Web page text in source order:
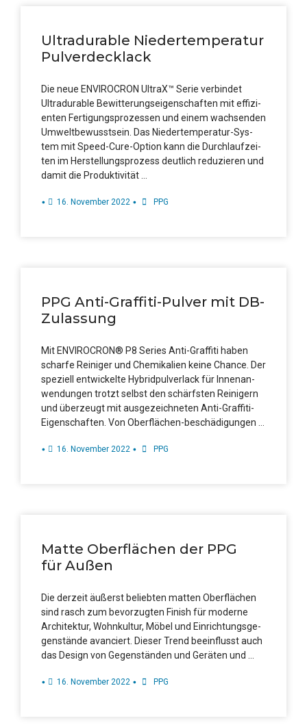
Ultra­dura­ble Nie­der­tem­pe­ra­tur
Pulverdecklack
Die neue ENVIROCRON UltraX™ Serie ver­bin­det
Ultra­dura­ble Bewit­te­rungs­ei­gen­schaf­ten mit effi­zi­
en­ten Fer­ti­gungs­pro­zes­sen und einem wach­sen­den
Umwelt­be­wusst­sein. Das Nie­­der­­te­m­­pe­ra­­tur-Sys­­
tem mit Speed-Cure-Opti­on kann die Durch­lauf­zei­
ten im Her­stel­lungs­pro­zess deut­lich redu­zie­ren und
damit die Produktivität …
• 16. Novem­ber 2022 • PPG
PPG Anti-Graf­fi­ti-Pul­ver mit DB-
Zulassung
Mit ENVIROCRON® P8 Seri­es Anti-Graf­­fi­­ti haben
schar­fe Rei­ni­ger und Che­mi­ka­li­en kei­ne Chan­ce. Der
spe­zi­ell ent­wi­ckel­te Hybrid­pul­ver­lack für Innen­an­
wen­dun­gen trotzt selbst den schärfs­ten Rei­ni­gern
und über­zeugt mit aus­ge­zeich­ne­ten Anti-Graf­­fi­­ti-
Eigen­­schaf­­ten. Von Oberflächen-beschädigungen …
• 16. Novem­ber 2022 • PPG
Mat­te Ober­flä­chen der PPG
für Außen
Die der­zeit äußerst belieb­ten mat­ten Ober­flä­chen
sind rasch zum bevor­zug­ten Finish für moder­ne
Archi­tek­tur, Wohn­kul­tur, Möbel und Ein­rich­tungs­ge­
gen­stän­de avan­ciert. Die­ser Trend beein­flusst auch
das Design von Gegen­stän­den und Gerä­ten und …
• 16. Novem­ber 2022 • PPG